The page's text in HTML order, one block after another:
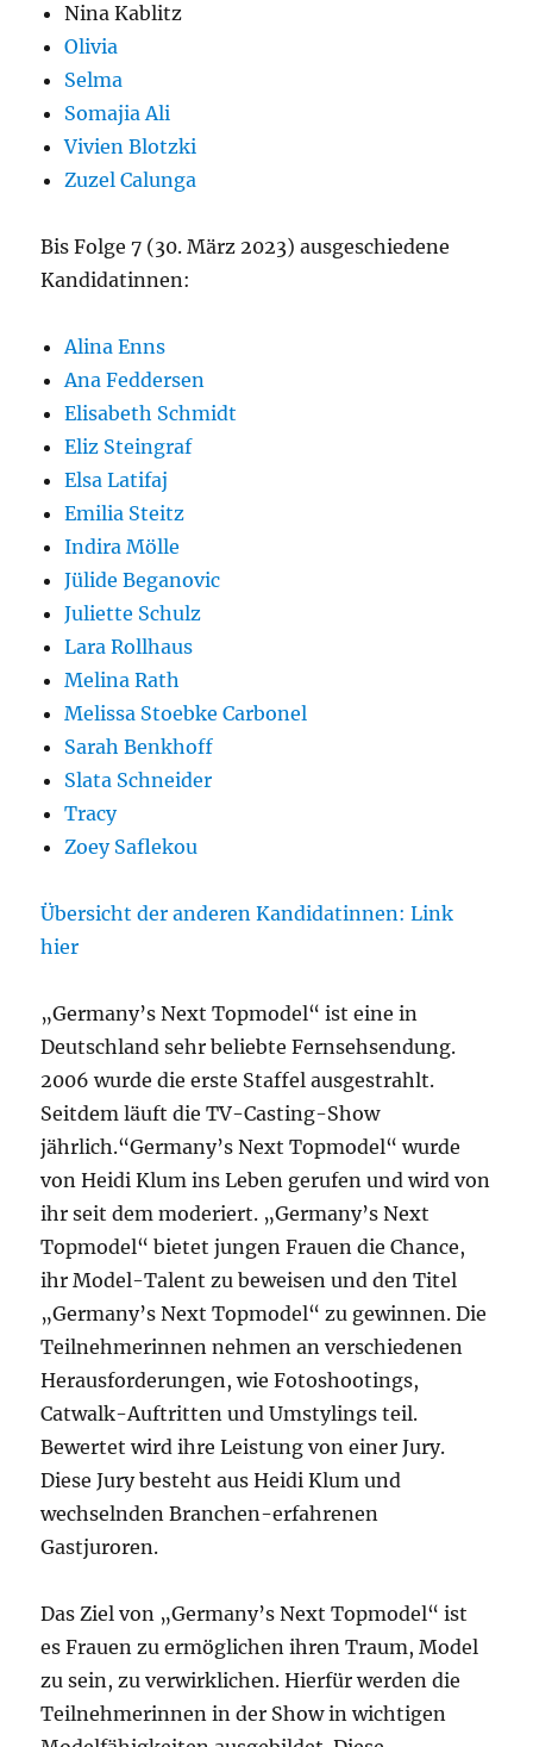
Nina Kablitz
Olivia
Selma
Somajia Ali
Vivien Blotzki
Zuzel Calunga
Bis Folge 7 (30. März 2023) ausgeschiedene
Kandidatinnen:
Alina Enns
Ana Feddersen
Elisabeth Schmidt
Eliz Steingraf
Elsa Latifaj
Emilia Steitz
Indira Mölle
Jülide Beganovic
Juliette Schulz
Lara Rollhaus
Melina Rath
Melissa Stoebke Carbonel
Sarah Benkhoff
Slata Schneider
Tracy
Zoey Saflekou
Übersicht der anderen Kandidatinnen: Link
hier
„Germany’s Next Topmodel“ ist eine in
Deutschland sehr beliebte Fernsehsendung.
2006 wurde die erste Staffel ausgestrahlt.
Seitdem läuft die TV-Casting-Show
jährlich.“Germany’s Next Topmodel“ wurde
von Heidi Klum ins Leben gerufen und wird von
ihr seit dem moderiert. „Germany’s Next
Topmodel“ bietet jungen Frauen die Chance,
ihr Model-Talent zu beweisen und den Titel
„Germany’s Next Topmodel“ zu gewinnen. Die
Teilnehmerinnen nehmen an verschiedenen
Herausforderungen, wie Fotoshootings,
Catwalk-Auftritten und Umstylings teil.
Bewertet wird ihre Leistung von einer Jury.
Diese Jury besteht aus Heidi Klum und
wechselnden Branchen-erfahrenen
Gastjuroren.
Das Ziel von „Germany’s Next Topmodel“ ist
es Frauen zu ermöglichen ihren Traum, Model
zu sein, zu verwirklichen. Hierfür werden die
Teilnehmerinnen in der Show in wichtigen